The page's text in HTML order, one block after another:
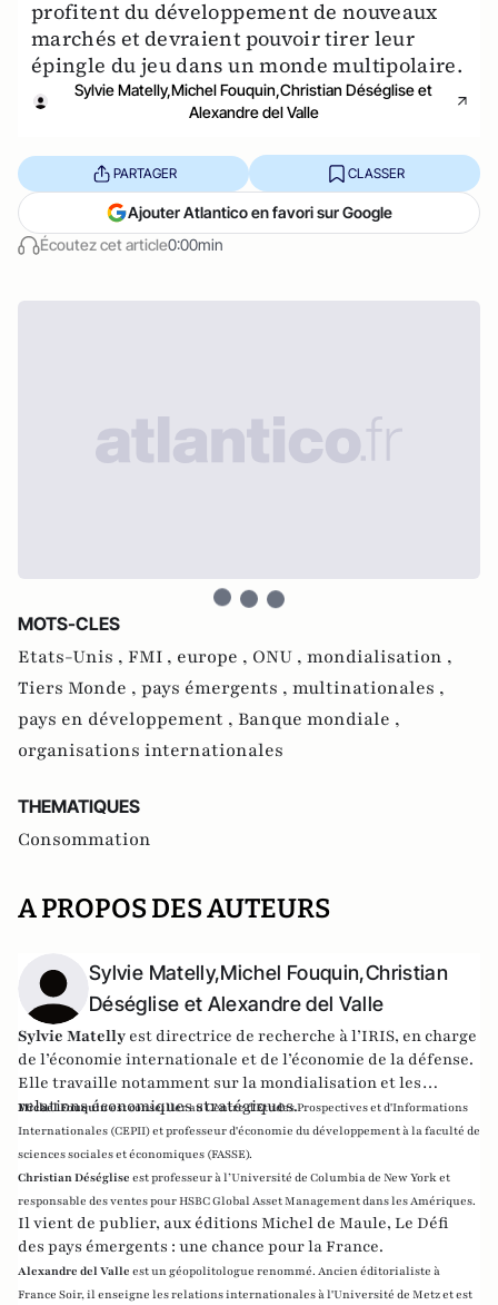
profitent du développement de nouveaux
marchés et devraient pouvoir tirer leur
épingle du jeu dans un monde multipolaire.
Sylvie Matelly,Michel Fouquin,Christian Déséglise et
Alexandre del Valle
Écoutez cet article0:00min
PARTAGER CLASSER
Ajouter Atlantico en favori sur Google
MOTS-CLES
Etats-Unis , FMI , europe , ONU , mondialisation ,
Tiers Monde , pays émergents , multinationales ,
pays en développement , Banque mondiale ,
organisations internationales
THEMATIQUES
Consommation
A PROPOS DES AUTEURS
Sylvie Matelly,Michel Fouquin,Christian
Déséglise et Alexandre del Valle
Sylvie Matelly est directrice de recherche à l’IRIS, en charge
de l’économie internationale et de l’économie de la défense.
Elle travaille notamment sur la mondialisation et les
relations économiques stratégiques.
Michel Fouquinest conseiller au Centre d'Etudes Prospectives et d'Informations
Internationales (CEPII) et professeur d'économie du développement à la faculté de
sciences sociales et économiques (FASSE).
Christian Déséglise est professeur à l’Université de Columbia de New York et
responsable des ventes pour HSBC Global Asset Management dans les Amériques.
Il vient de publier, aux éditions Michel de Maule, Le Défi
des pays émergents : une chance pour la France.
Alexandre del Valle est un géopolitologue renommé. Ancien éditorialiste à
France Soir, il enseigne les relations internationales à l'Université de Metz et est